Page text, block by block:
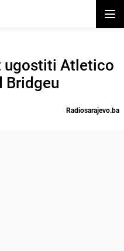
ugostiti Atletico
Bridgeu
Radiosarajevo.ba